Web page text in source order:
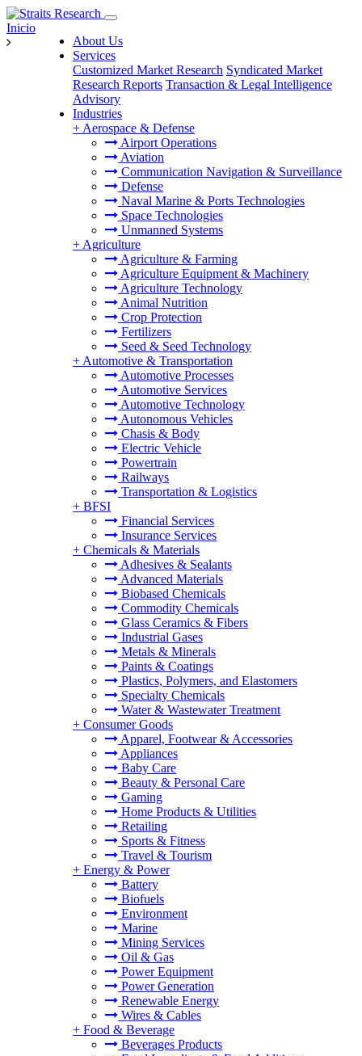
About Us
Services
Customized Market Research Syndicated Market
Research Reports Transaction & Legal Intelligence
Advisory
Industries
+ Aerospace & Defense
Airport Operations
Aviation
Communication Navigation & Surveillance
Defense
Naval Marine & Ports Technologies
Space Technologies
Unmanned Systems
+ Agriculture
Agriculture & Farming
Agriculture Equipment & Machinery
Agriculture Technology
Animal Nutrition
Crop Protection
Fertilizers
Seed & Seed Technology
+ Automotive & Transportation
Automotive Processes
Automotive Services
Automotive Technology
Autonomous Vehicles
Chasis & Body
Electric Vehicle
Powertrain
Railways
Transportation & Logistics
+ BFSI
Financial Services
Insurance Services
+ Chemicals & Materials
Adhesives & Sealants
Advanced Materials
Biobased Chemicals
Commodity Chemicals
Glass Ceramics & Fibers
Industrial Gases
Metals & Minerals
Paints & Coatings
Plastics, Polymers, and Elastomers
Specialty Chemicals
Water & Wastewater Treatment
+ Consumer Goods
Apparel, Footwear & Accessories
Appliances
Baby Care
Beauty & Personal Care
Gaming
Home Products & Utilities
Retailing
Sports & Fitness
Travel & Tourism
+ Energy & Power
Battery
Biofuels
Environment
Marine
Mining Services
Oil & Gas
Power Equipment
Power Generation
Renewable Energy
Wires & Cables
+ Food & Beverage
Beverages Products
Inicio